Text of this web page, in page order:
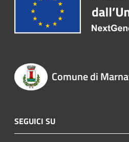
Comune di
SEGUICI SU